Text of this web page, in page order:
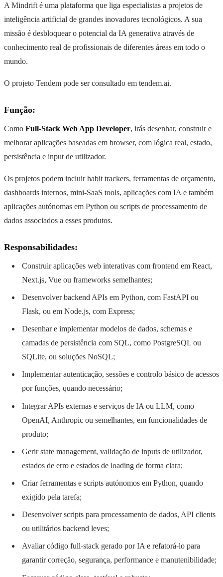
A Mindrift é uma plataforma que liga especialistas a projetos de
inteligência artificial de grandes inovadores tecnológicos. A sua
missão é desbloquear o potencial da IA generativa através de
conhecimento real de profissionais de diferentes áreas em todo o
mundo.
O projeto Tendem pode ser consultado em tendem.ai.
Função:
Como Full-Stack Web App Developer, irás desenhar, construir e
melhorar aplicações baseadas em browser, com lógica real, estado,
persistência e input de utilizador.
Os projetos podem incluir habit trackers, ferramentas de orçamento,
dashboards internos, mini-SaaS tools, aplicações com IA e também
aplicações autónomas em Python ou scripts de processamento de
dados associados a esses produtos.
Responsabilidades:
Construir aplicações web interativas com frontend em React,
Next.js, Vue ou frameworks semelhantes;
Desenvolver backend APIs em Python, com FastAPI ou
Flask, ou em Node.js, com Express;
Desenhar e implementar modelos de dados, schemas e
camadas de persistência com SQL, como PostgreSQL ou
SQLite, ou soluções NoSQL;
Implementar autenticação, sessões e controlo básico de acessos
por funções, quando necessário;
Integrar APIs externas e serviços de IA ou LLM, como
OpenAI, Anthropic ou semelhantes, em funcionalidades de
produto;
Gerir state management, validação de inputs de utilizador,
estados de erro e estados de loading de forma clara;
Criar ferramentas e scripts autónomos em Python, quando
exigido pela tarefa;
Desenvolver scripts para processamento de dados, API clients
ou utilitários backend leves;
Avaliar código full-stack gerado por IA e refatorá-lo para
garantir correção, segurança, performance e manutenibilidade;